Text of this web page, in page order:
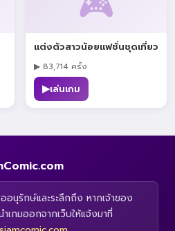
แต่งตัวสาวน้อยแฟชั่นชุดเที่ยว
▶ 83,714 ครั้ง
▶เล่นเกม
อนุรักษ์และระลึกถึง หากเจ้าของ
เกมออกจากเว็บให้แจ้งมาที่